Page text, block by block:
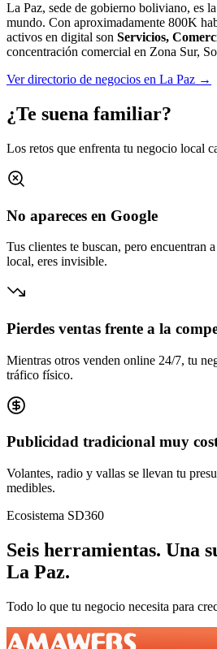
La Paz, sede de gobierno boliviano, es
mundo. Con aproximadamente 800K
activos en digital son Servicios,
concentración comercial en Zona Sur,
Ver directorio de negocios en La Paz →
¿Te suena familiar?
Los retos que enfrenta tu negocio local
No apareces en Google
Tus clientes te buscan, pero encuentran
local, eres invisible.
Pierdes ventas frente a la
Mientras otros venden online 24/7, tu
tráfico físico.
Publicidad tradicional muy
Volantes, radio y vallas se llevan tu
medibles.
Ecosistema SD360
Seis herramientas. Una
La Paz.
Todo lo que tu negocio necesita para